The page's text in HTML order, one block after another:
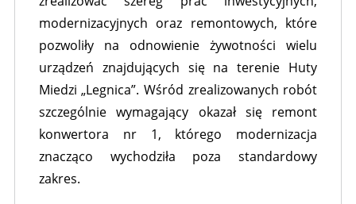
modernizacyjnych oraz remontowych, które
pozwoliły na odnowienie żywotności wielu
urządzeń znajdujących się na terenie Huty
Miedzi „Legnica”. Wśród zrealizowanych robót
szczególnie wymagający okazał się remont
konwertora nr 1, którego modernizacja
znacząco wychodziła poza standardowy
zakres.